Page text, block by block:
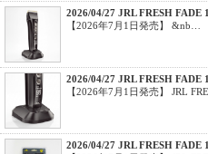
2026/04/27 JRL FRESH FADE
【2026年7月1日発売】 &nb…
2026/04/27 JRL FRESH FADE
【2026年7月1日発売】 JRL
2026/04/27 JRL FRESH FADE